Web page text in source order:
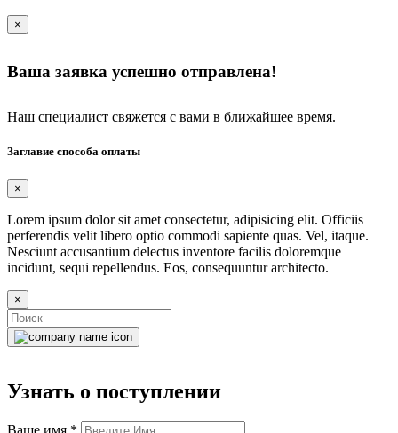
×
Ваша заявка успешно отправлена!
Наш специалист свяжется с вами в ближайшее время.
Заглавие способа оплаты
×
Lorem ipsum dolor sit amet consectetur, adipisicing elit. Officiis
perferendis velit libero optio commodi sapiente quas. Vel, itaque.
Nesciunt accusantium delectus inventore facilis doloremque
incidunt, sequi repellendus. Eos, consequuntur architecto.
×
Узнать о поступлении